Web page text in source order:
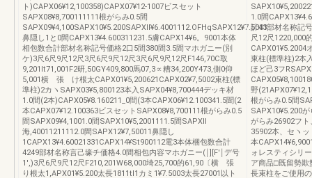
ト)CAPX06¥12,100358)CAPX07¥12‐1007ビスセット
SAPX08¥8,700111111根がらみ0.5間
SAPX09¥4,100SAPX10¥5.200SAPXll¥6.4001112.OFHqSAPX12¥7.5001
鼻隠し1と0間CAPX13¥4.600311231.5膚CAPX14¥6。9001本体
相包数合計部材名称記号価格2口5間380間3.5間マホガニー(別
ケ)3尺6尺9尺12尺3尺6尺9尺12尺3尺6尺9尺12尺F146,70C取
9,201lt71,001F2研,50GY409,800馬07,3∝糟34,200Y473,側0仰
5,001横 張 け根太CAPX01¥5,200621CAPX02¥7,5002束柱(標
準柱)2カヽSAPX03¥5,800123本入SAPX04¥8,700444デッキ材
1.0間(2本)CAPX05¥8.160211_0間(3本CAPX06¥12.100341.5聞(2
本CAPX07¥12.100363ビスセットSAPX08¥8,700111根がらみ0.5
間SAPX09¥4,1001.0間SAPX10¥5,2001111.5間SAPXll
海,40011211112.0間SAPX12¥7,50011鼻隠し
1CAPX13¥4.60021331CAPX14¥St900112電3本体梱包数合計
4249部材名称言己壕チ価格4.0間相包内容マホガニー(￨][F'￨デ号
1',)3尺6尺9尺12尺F210,201W68,000埼25,700的61,90〔横 張
り根太1,APX01¥5.200太長1811tl1カミ1¥7.5003太長27001以ト
1.0間
計43部材名称記
尺12尺
CAPX01¥5.2004
東柱(標準柱)2本
ほど己3フ
野
根がらみ0.5間
SAPX10¥5.200
がらみ26902フ
35902本、セヽ
本
ォレスティシリ
ア商品□既留勢欺
長束柱をご使用